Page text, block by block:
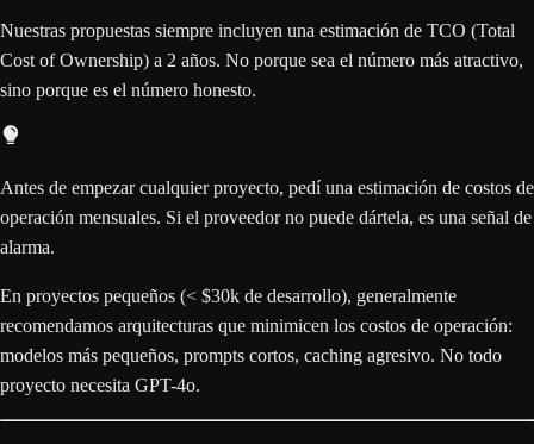
Nuestras propuestas siempre incluyen una estimación de TCO (Total
Cost of Ownership) a 2 años. No porque sea el número más atractivo,
sino porque es el número honesto.
Antes de empezar cualquier proyecto, pedí una estimación de costos de
operación mensuales. Si el proveedor no puede dártela, es una señal de
alarma.
En proyectos pequeños (< $30k de desarrollo), generalmente
recomendamos arquitecturas que minimicen los costos de operación:
modelos más pequeños, prompts cortos, caching agresivo. No todo
proyecto necesita GPT-4o.